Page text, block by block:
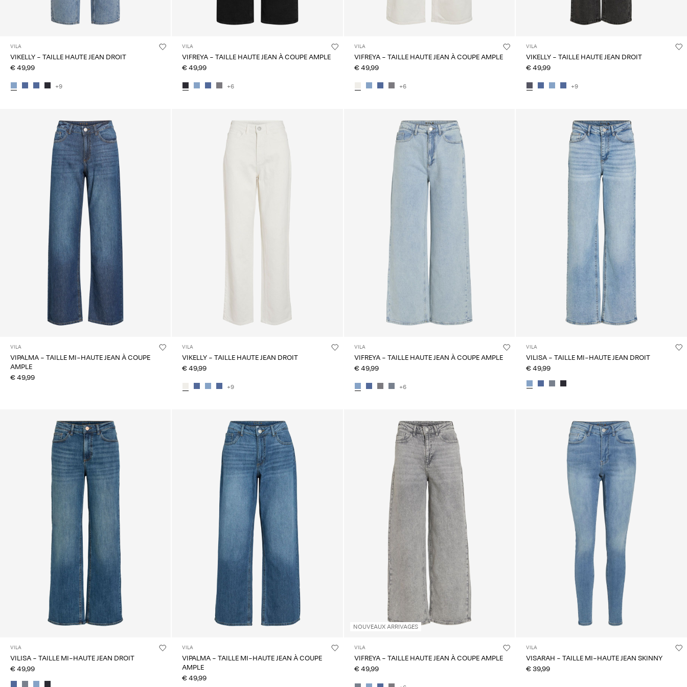
VILA
VIKELLY - TAILLE HAUTE JEAN DROIT
€ 49,99
+9
VILA
VIFREYA - TAILLE HAUTE JEAN À COUPE AMPLE
€ 49,99
+6
VILA
VIFREYA - TAILLE HAUTE JEAN À COUPE AMPLE
€ 49,99
+6
VILA
VIKELLY - TAILLE HAUTE JEAN DROIT
€ 49,99
+9
VILA
VIPALMA - TAILLE MI-HAUTE JEAN À COUPE
AMPLE
€ 49,99
VILA
VIKELLY - TAILLE HAUTE JEAN DROIT
€ 49,99
+9
VILA
VIFREYA - TAILLE HAUTE JEAN À COUPE AMPLE
€ 49,99
+6
VILA
VILISA - TAILLE MI-HAUTE JEAN DROIT
€ 49,99
VILA
VILISA - TAILLE MI-HAUTE JEAN DROIT
€ 49,99
VILA
VIPALMA - TAILLE MI-HAUTE JEAN À COUPE
AMPLE
€ 49,99
NOUVEAUX ARRIVAGES
VILA
VIFREYA - TAILLE HAUTE JEAN À COUPE AMPLE
€ 49,99
VILA
VISARAH - TAILLE MI-HAUTE JEAN SKINNY
€ 39,99